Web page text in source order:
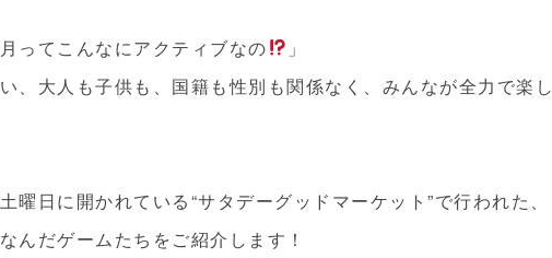
ってこんなにアクティブなの
」
、大人も子供も、国籍も性別も関係なく、みんなが全力で楽し
曜日に開かれている“サタデーグッドマーケット”で行われた、
んだゲームたちをご紹介します！